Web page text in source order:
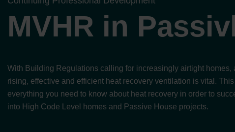
MVHR in
With Building Regulations calling for increasingly airtight homes,
rising, effective and efficient heat recovery ventilation is vital.
everything you need to know about heat recovery in order to
into High Code Level homes and Passive House projects.